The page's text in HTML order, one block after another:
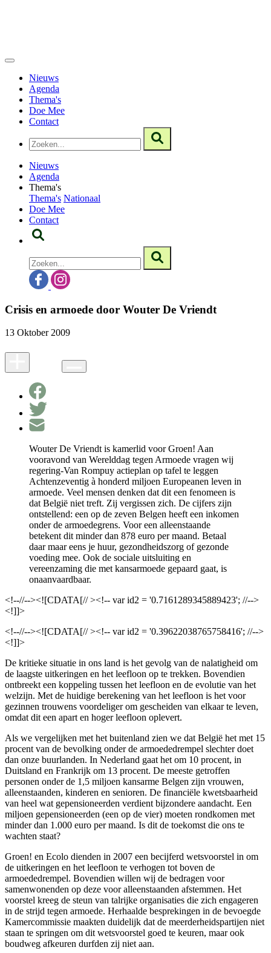
Nieuws
Agenda
Thema's
Doe Mee
Contact
Nieuws
Agenda
Thema's
Thema's Nationaal
Doe Mee
Contact
Crisis en armoede door Wouter De Vriendt
13 Oktober 2009
Wouter De Vriendt is kamerlid voor Groen! Aan
vooravond van Werelddag tegen Armoede vragen wij
regering-Van Rompuy actieplan op tafel te leggen
Achtenzeventig à honderd miljoen Europeanen leven in
armoede. Veel mensen denken dat dit een fenomeen is
dat België niet treft. Zij vergissen zich. De cijfers zijn
ontstellend: een op de zeven Belgen heeft een inkomen
onder de armoedegrens. Voor een alleenstaande
betekent dit minder dan 878 euro per maand. Betaal
daar maar eens je huur, gezondheidszorg of gezonde
voeding mee. Ook de sociale uitsluiting en
vereenzaming die met kansarmoede gepaard gaat, is
onaanvaardbaar.
<!--//--><![CDATA[// ><!-- var id2 = '0.7161289345889423'; //-->
<!]]>
<!--//--><![CDATA[// ><!-- var id2 = '0.39622038765758416'; //-->
<!]]>
De kritieke situatie in ons land is het gevolg van de nalatigheid om
de laagste uitkeringen en het leefloon op te trekken. Bovendien
ontbreekt een koppeling tussen het leefloon en de evolutie van het
welzijn. Met de huidige berekening van het leefloon is het voor
gezinnen trouwens voordeliger om gescheiden van elkaar te leven,
omdat dit een apart en hoger leefloon oplevert.
Als we vergelijken met het buitenland zien we dat België het met 15
procent van de bevolking onder de armoededrempel slechter doet
dan onze buurlanden. In Nederland gaat het om 10 procent, in
Duitsland en Frankrijk om 13 procent. De meeste getroffen
personen onder de 1,5 miljoen kansarme Belgen zijn vrouwen,
alleenstaanden, kinderen en senioren. De financiële kwetsbaarheid
van heel wat gepensioneerden verdient bijzondere aandacht. Een
miljoen gepensioneerden (een op de vier) moeten rondkomen met
minder dan 1.000 euro per maand. Is dit de toekomst die ons te
wachten staat?
Groen! en Ecolo dienden in 2007 een becijferd wetsvoorstel in om
de uitkeringen en het leefloon te verhogen tot boven de
armoededrempel. Bovendien willen wij de bedragen voor
samenwonenden op deze voor alleenstaanden afstemmen. Het
voorstel kreeg de steun van talrijke organisaties die zich engageren
in de strijd tegen armoede. Herhaalde besprekingen in de bevoegde
Kamercommissie maakten duidelijk dat de meerderheidspartijen niet
staan te springen om dit wetsvoorstel goed te keuren, maar ook
boudweg afkeuren durfden zij niet aan.